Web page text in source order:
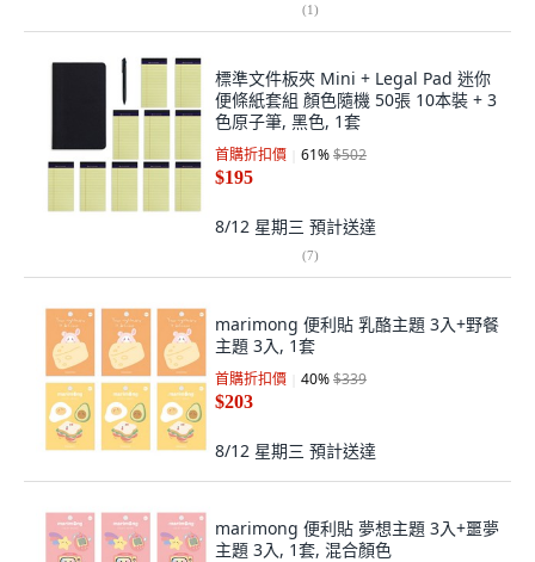
(1)
標準文件板夾 Mini + Legal Pad 迷你
便條紙套組 顏色隨機 50張 10本裝 + 3
色原子筆, 黑色, 1套
首購折扣價 61%$502
$195
8/12 星期三 預計送達
(7)
marimong 便利貼 乳酪主題 3入+野餐
主題 3入, 1套
首購折扣價 40%$339
$203
8/12 星期三 預計送達
marimong 便利貼 夢想主題 3入+噩夢
主題 3入, 1套, 混合顏色